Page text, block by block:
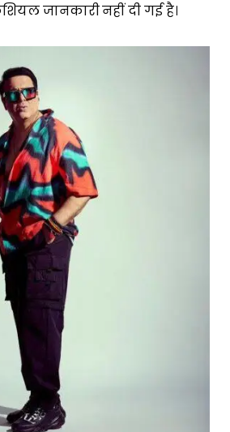
जानकारी नहीं दी गई है।